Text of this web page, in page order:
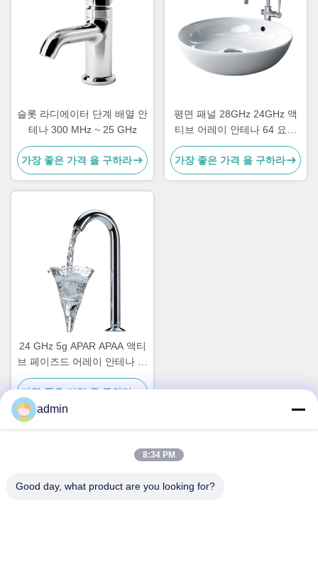
슬롯 라디에이터 단계 배열 안
테나 300 MHz ~ 25 GHz
가장 좋은 가격 을 구하라
평면 패널 28GHz 24GHz 액
티브 어레이 안테나 64 요소
멀티 빔 지구 커버리지 빔 포
머 지상 역
가장 좋은 가격 을 구하라
24 GHz 5g APAR APAA 액티
브 페이즈드 어레이 안테나 요
소 3 6 Ka 대역 광각 스캔
가장 좋은 가격 을 구하라
admin
8:34 PM
Good day, what product are you looking for?